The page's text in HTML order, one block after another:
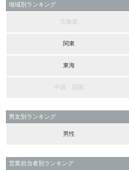
地域別ランキング
北海道
関東
東海
中国・四国
男女別ランキング
男性
営業担当者別ランキング